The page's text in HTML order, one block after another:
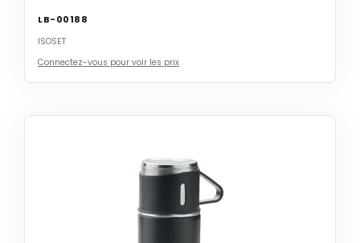
LB-00188
ISOSET
Connectez-vous pour voir les prix